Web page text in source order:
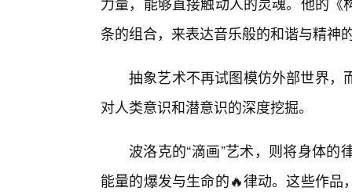
条的组合，来表达音乐般的和谐与精神
抽象艺术不再试图模仿外部世界，
对人类意识和潜意识的深度挖掘。
波洛克的“滴画”艺术，则将身体
能量的爆发与生命的🔥律动。这些作